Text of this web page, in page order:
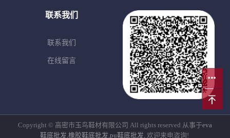
联系我们
联系我们
在线留言
Copyright © 高密市玉鸟鞋材有限公司 All rights reserved 从事于eva
鞋底批发 橡胶鞋底批发 pu鞋底批发 , 欢迎来电咨询!